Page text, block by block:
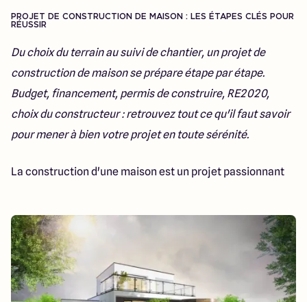
Lille - Villeneuve d'Ascq
03 66 72 64 60
Valenciennes - Marly 03 27 45 60 30
4.4 4.8
PROJET DE CONSTRUCTION DE MAISON : LES ÉTAPES CLÉS POUR
RÉUSSIR
Du choix du terrain au suivi de chantier, un projet de
construction de maison se prépare étape par étape.
Budget, financement, permis de construire, RE2020,
choix du constructeur : retrouvez tout ce qu'il faut savoir
pour mener à bien votre projet en toute sérénité.
La construction d'une maison est un projet passionnant